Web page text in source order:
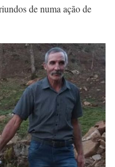
de numa ação de